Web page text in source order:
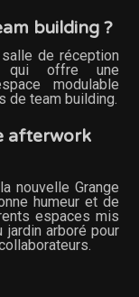
building ?
de réception
qui offre une
modulable
de team building.
afterwork
nouvelle Grange
humeur et de
espaces mis
jardin arboré pour